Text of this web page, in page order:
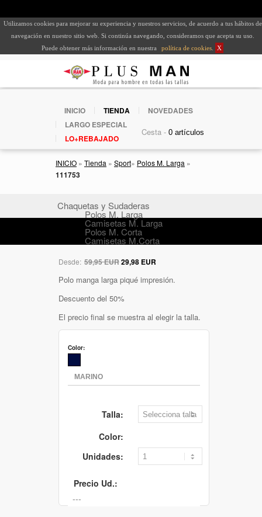
Utilizamos cookies para mejorar su experiencia y nuestros servicios, de acuerdo a tus hábitos de
navegación en nuestro sitio web. Si continúa navegando, consideramos que acepta su uso.
Puede obtener más información en nuestra
política de cookies X
INICIO TIENDA
NOVEDADES
LARGO ESPECIAL
LO+REBAJADO
Cesta -
INICIO » Tienda » Sport» Polos M. Larga »
111753
Chaquetas y Sudaderas
Polos M. Larga
Camisetas M. Larga
Polos M. Corta
Camisetas M.Corta
Desde: 59,95 EUR29,98 EUR
Polo manga larga piqué impresión.
Descuento del 50%
El precio final se muestra al elegir la talla.
Color:
Talla:
Color:
Unidades:
Precio Ud.: